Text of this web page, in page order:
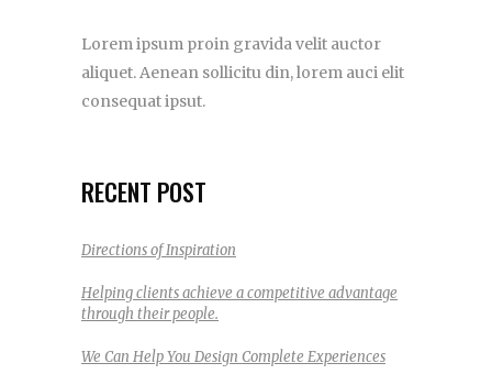
Lorem ipsum proin gravida velit auctor
aliquet. Aenean sollicitu din, lorem auci elit
consequat ipsut.
RECENT POST
Directions of Inspiration
Helping clients achieve a competitive advantage
through their people.
We Can Help You Design Complete Experiences